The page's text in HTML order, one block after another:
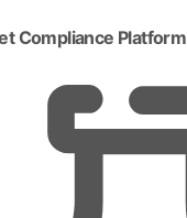
Compliance Platform